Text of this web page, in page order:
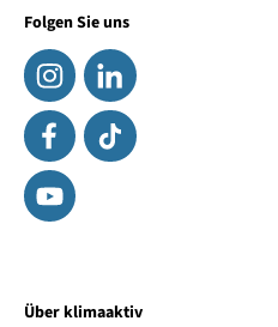
Folgen Sie uns
Über klimaaktiv